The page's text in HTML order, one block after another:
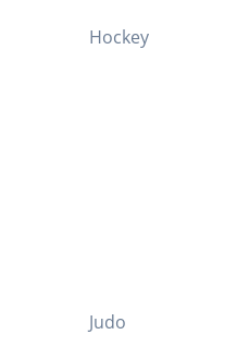
Hockey
Judo